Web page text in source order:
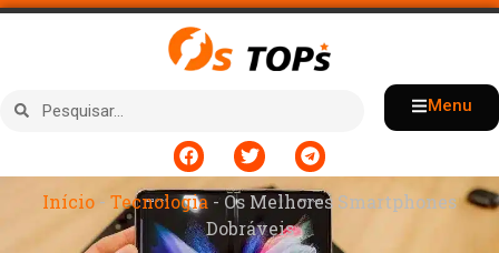
Menu
Início - Tecnologia -Os Melhores Smartphones
Dobráveis